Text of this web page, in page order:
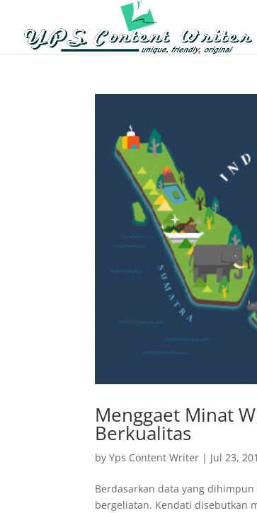
Menggaet Minat
Berkualitas
byYps Content Writer | Jul 23,
Berdasarkan data yang
bergeliatan. Kendati disebutkan